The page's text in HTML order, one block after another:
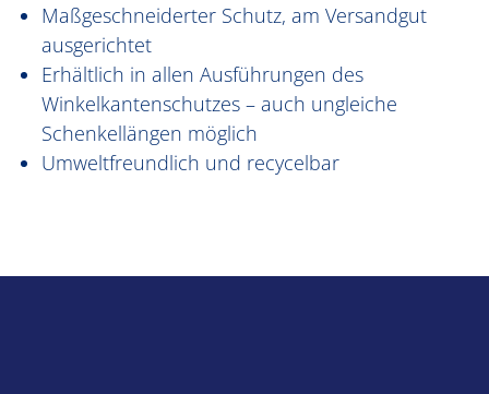
Maßgeschneiderter Schutz, am Versandgut
ausgerichtet
Erhältlich in allen Ausführungen des
Winkelkantenschutzes – auch ungleiche
Schenkellängen möglich
Umweltfreundlich und recycelbar